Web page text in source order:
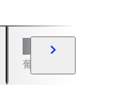
葡萄酒與烈酒